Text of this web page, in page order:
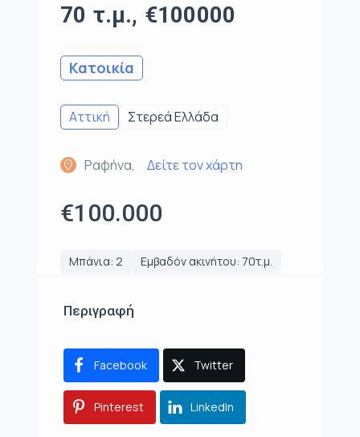
70 τ.μ., €100000
Κατοικία
Αττική Στερεά Ελλάδα
Ραφήνα, Δείτε τον χάρτη
€100.000
Μπάνια: 2 Εμβαδόν ακινήτου: 70τ.μ.
Περιγραφή
Facebook Twitter
Pinterest LinkedIn